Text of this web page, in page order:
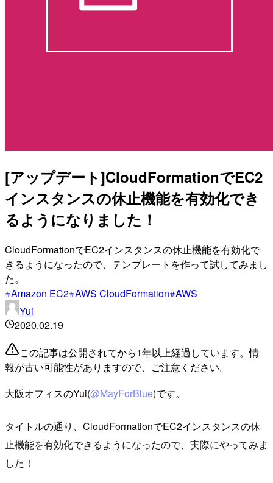
[アップデート]CloudFormationでEC2
インスタンスの休止機能を有効化でき
るようになりました！
CloudFormationでEC2インスタンスの休止機能を有効化で
きるようになったので、テンプレートを作って試してみまし
た。
Amazon EC2 AWS CloudFormation AWS
Yui
2020.02.19
この記事は公開されてから1年以上経過しています。情
報が古い可能性がありますので、ご注意ください。
大阪オフィスのYui(@MayForBlue)です。
タイトルの通り、CloudFormationでEC2インスタンスの休
止機能を有効化できるようになったので、実際にやってみま
した！